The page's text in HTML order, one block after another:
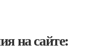
на сайте: